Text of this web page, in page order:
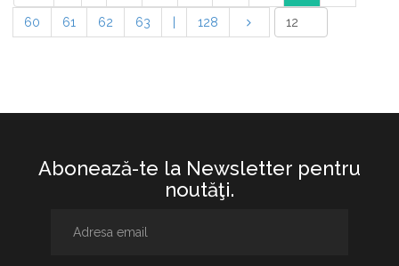
60 61 62 63 128
Abonează-te la Newsletter pentru
noutăţi.